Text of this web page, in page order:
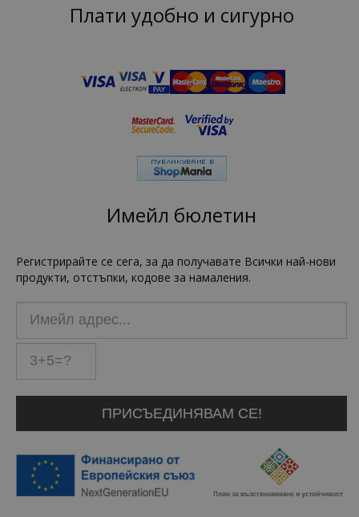
Плати удобно и сигурно
Имейл бюлетин
Регистрирайте се сега, за да получавате Всички най-нови
продукти, отстъпки, кодове за намаления.